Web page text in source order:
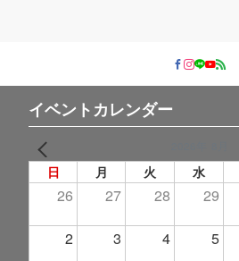
イベントカレンダー
日 月 火 水
26 27 28 29
2 3 4 5